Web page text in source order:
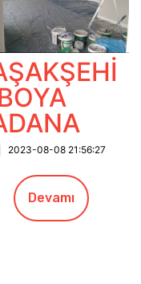
2023-08-08 21:56:27
Devamı